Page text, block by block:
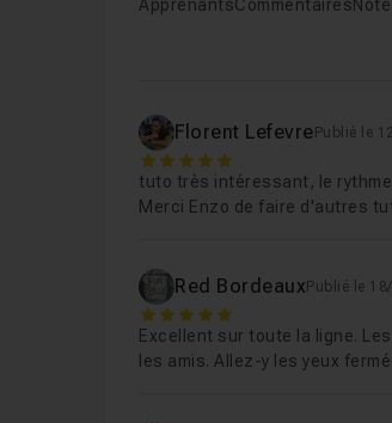
Chapitre 2 : Découverte des
Chapitre 4 : Les formulaires
Chapitre 6 : Le routing avec
ApprenantsCommentaires
Florent Lefevre Publié le
5
tuto très intéressant, le
Merci Enzo de faire d'autres
Red Bordeaux Publié le
5
Excellent sur toute la ligne.
les amis. Allez-y les yeux